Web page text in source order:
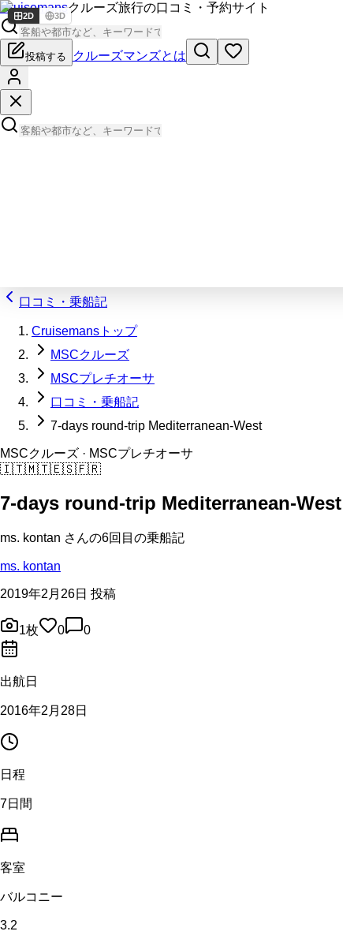
Cruisemansクルーズ旅行の口コミ・予約サイト
投稿する クルーズマンズとは
口コミ・乗船記
Cruisemansトップ
MSCクルーズ
MSCプレチオーサ
口コミ・乗船記
7-days round-trip Mediterranean-West
MSCクルーズ · MSCプレチオーサ
🇮🇹🇲🇹🇪🇸🇫🇷
7-days round-trip Mediterranean-West
ms. kontan さんの6回目の乗船記
ms. kontan
2019年2月26日 投稿
1枚 0 0
出航日
2016年2月28日
日程
7日間
客室
バルコニー
3.2
2D 3D